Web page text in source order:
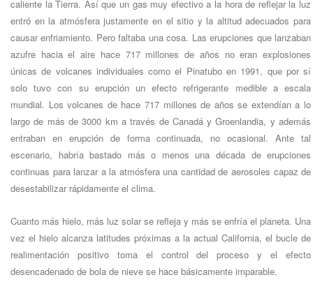
caliente la Tierra. Así que un gas muy efectivo a la hora de reflejar la luz
entró en la atmósfera justamente en el sitio y la altitud adecuados para
causar enfriamiento. Pero faltaba una cosa. Las erupciones que lanzaban
azufre hacia el aire hace 717 millones de años no eran explosiones
únicas de volcanes individuales como el Pinatubo en 1991, que por sí
solo tuvo con su erupción un efecto refrigerante medible a escala
mundial. Los volcanes de hace 717 millones de años se extendían a lo
largo de más de 3000 km a través de Canadá y Groenlandia, y además
entraban en erupción de forma continuada, no ocasional. Ante tal
escenario, habría bastado más o menos una década de erupciones
continuas para lanzar a la atmósfera una cantidad de aerosoles capaz de
desestabilizar rápidamente el clima.
Cuanto más hielo, más luz solar se refleja y más se enfría el planeta. Una
vez el hielo alcanza latitudes próximas a la actual California, el bucle de
realimentación positivo toma el control del proceso y el efecto
desencadenado de bola de nieve se hace básicamente imparable.